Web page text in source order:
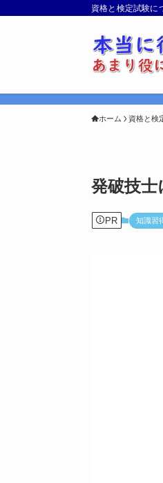
資格と検定試験に
ホーム 資格と検
発破技
PR 知識習